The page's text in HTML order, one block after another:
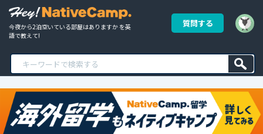
今夜から2泊空いている部屋はありますか を英
語で教えて!
質問する